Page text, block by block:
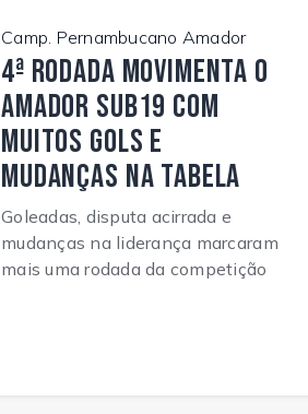
Camp. Pernambucano Amador
4ª rodada movimenta o
Amador Sub19 com
muitos gols e
mudanças na tabela
Goleadas, disputa acirrada e
mudanças na liderança marcaram
mais uma rodada da competição